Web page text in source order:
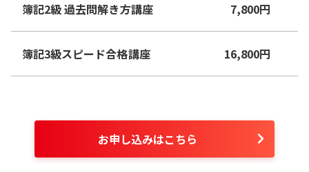
簿記2級 過去問解き方講座 7,800円
簿記3級スピード合格講座 16,800円
お申し込みはこちら